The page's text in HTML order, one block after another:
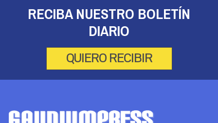
RECIBA NUESTRO BOLETÍN
DIARIO
QUIERO RECIBIR